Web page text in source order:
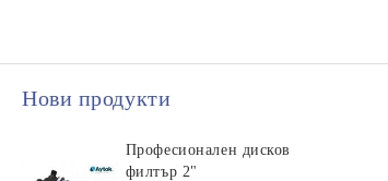
Нови продукти
Професионален дисков
филтър 2"